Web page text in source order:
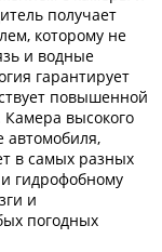
получает
которому не
и водные
гарантирует
повышенной
Камера высокого
автомобиля,
в самых разных
гидрофобному
и
погодных